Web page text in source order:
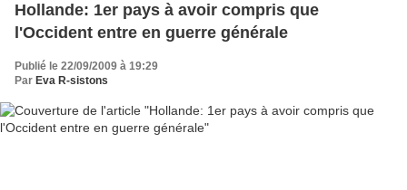
Hollande: 1er pays à avoir compris que
l'Occident entre en guerre générale
Publié le 22/09/2009 à 19:29
Par Eva R-sistons